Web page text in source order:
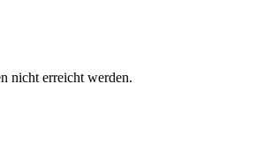
nicht erreicht werden.